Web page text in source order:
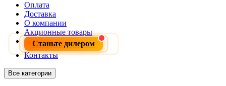
Оплата
Доставка
О компании
Акционные товары
Станьте дилером
Контакты
Все категории